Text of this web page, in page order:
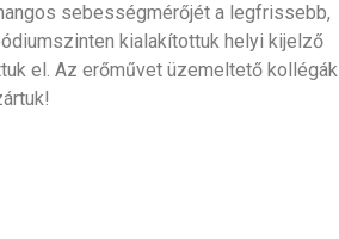
sebességmérőjét a legfrissebb,
kialakítottuk helyi kijelző
el. Az erőművet üzemeltető kollégák